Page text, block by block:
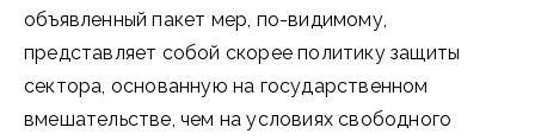
объявленный пакет мер, по-видимому,
представляет собой скорее политику защиты
сектора, основанную на государственном
вмешательстве, чем на условиях свободного